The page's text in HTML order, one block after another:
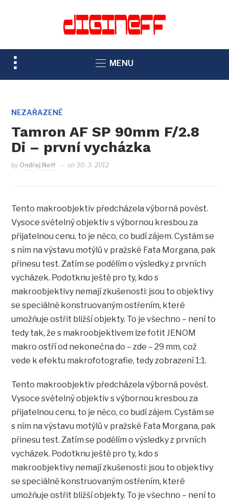
TOGGLE
SIDEBAR
NAVIGATION
MENU
NEZAŘAZENÉ
Tamron AF SP 90mm F/2.8
Di – první vycházka
by Ondřej Neff on30. 3. 2012
Tento makroobjektiv předcházela výborná pověst.
Vysoce světelný objektiv s výbornou kresbou za
přijatelnou cenu, to je něco, co budí zájem. Cystám se
s ním na výstavu motýlů v pražské Fata Morgana, pak
přinesu test. Zatím se podělím o výsledky z prvních
vycházek. Podotknu ještě pro ty, kdo s
makroobjektivy nemají zkušenosti: jsou to objektivy
se speciálně konstruovaným ostřením, které
umožňuje ostřit bližší objekty. To je všechno – není to
tedy tak, že s makroobjektivem lze fotit JENOM
makro ostří od nekonečna do – zde – 29 mm, což
vede k efektu makrofotografie, tedy zobrazení 1:1.
Tento makroobjektiv předcházela výborná pověst.
Vysoce světelný objektiv s výbornou kresbou za
přijatelnou cenu, to je něco, co budí zájem. Cystám se
s ním na výstavu motýlů v pražské Fata Morgana, pak
přinesu test. Zatím se podělím o výsledky z prvních
vycházek. Podotknu ještě pro ty, kdo s
makroobjektivy nemají zkušenosti: jsou to objektivy
se speciálně konstruovaným ostřením, které
umožňuje ostřit bližší objekty. To je všechno – není to